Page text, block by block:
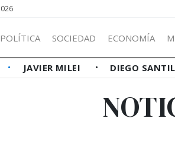
POLÍTICA SOCIEDAD ECONOMÍA
JAVIER MILEI DIEGO